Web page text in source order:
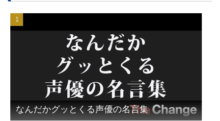
なんだかグッとくる声優の名言集